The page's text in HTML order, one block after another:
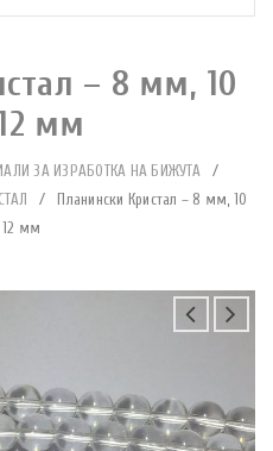
– 8 мм, 10
мм
ЗА ИЗРАБОТКА НА БИЖУТА
/
/
Планински Кристал – 8 мм, 10
мм